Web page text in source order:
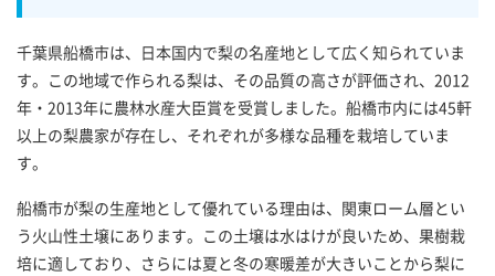
千葉県船橋市は、日本国内で梨の名産地として広く知られていま
す。この地域で作られる梨は、その品質の高さが評価され、2012
年・2013年に農林水産大臣賞を受賞しました。船橋市内には45軒
以上の梨農家が存在し、それぞれが多様な品種を栽培していま
す。
船橋市が梨の生産地として優れている理由は、関東ローム層とい
う火山性土壌にあります。この土壌は水はけが良いため、果樹栽
培に適しており、さらには夏と冬の寒暖差が大きいことから梨に